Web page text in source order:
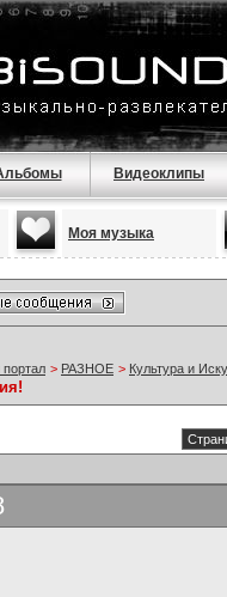
Видеоклипы
Моя музыка
> РАЗНОЕ > Культура и